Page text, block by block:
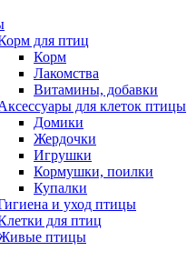
для птиц
Корм
Лакомства
Витамины, добавки
для клеток птицы
Домики
Жердочки
Игрушки
Кормушки, поилки
Купалки
и уход птицы
для птиц
птицы